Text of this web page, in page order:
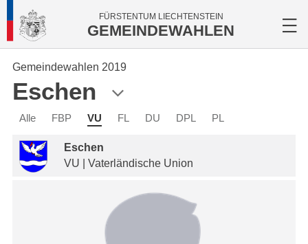
FÜRSTENTUM LIECHTENSTEIN
GEMEINDEWAHLEN
Gemeindewahlen 2019
Eschen
Alle FBP VU FL DU DPL PL
Eschen
VU | Vaterländische Union